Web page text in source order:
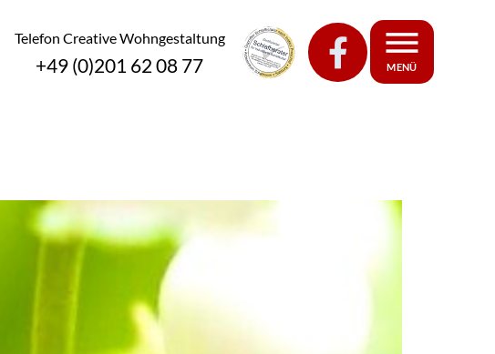
Telefon Creative Wohngestaltung
+49 (0)201 62 08 77 MENÜ